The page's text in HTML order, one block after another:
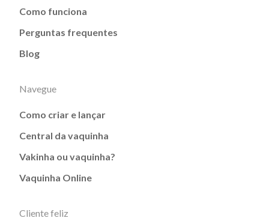
Como funciona
Perguntas frequentes
Blog
Navegue
Como criar e lançar
Central da vaquinha
Vakinha ou vaquinha?
Vaquinha Online
Cliente feliz